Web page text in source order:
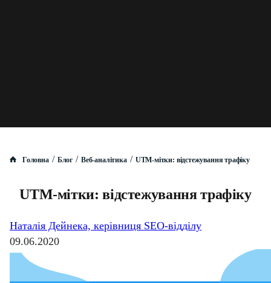
Головна / Блог / Веб-аналітика / UTM-мітки: відстежування трафіку
UTM-мітки: відстежування трафіку
Наталія Дейнека, керівниця SEO-відділу
09.06.2020